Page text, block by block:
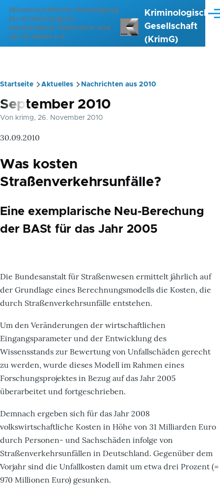
Direkt zum Inhalt
Wissenschaftliche Vereinigung
für Kriminologie in
Deutschland, Österreich und
der Schweiz e.V.
Kriminologische
Gesellschaft
(KrimG)
Pfadnavigation
Startseite Aktuelles Nachrichten aus 2010
September 2010
Von krimg, 26. November 2010
30.09.2010
Was kosten
Straßenverkehrsunfälle?
Eine exemplarische Neu-Berechung
der BASt für das Jahr 2005
Die Bundesanstalt für Straßenwesen ermittelt jährlich auf
der Grundlage eines Berechnungsmodells die Kosten, die
durch Straßenverkehrsunfälle entstehen.
Um den Veränderungen der wirtschaftlichen
Eingangsparameter und der Entwicklung des
Wissensstands zur Bewertung von Unfallschäden gerecht
zu werden, wurde dieses Modell im Rahmen eines
Forschungsprojektes in Bezug auf das Jahr 2005
überarbeitet und fortgeschrieben.
Demnach ergeben sich für das Jahr 2008
volkswirtschaftliche Kosten in Höhe von 31 Milliarden Euro
durch Personen- und Sachschäden infolge von
Straßenverkehrsunfällen in Deutschland. Gegenüber dem
Vorjahr sind die Unfallkosten damit um etwa drei Prozent (=
970 Millionen Euro) gesunken.